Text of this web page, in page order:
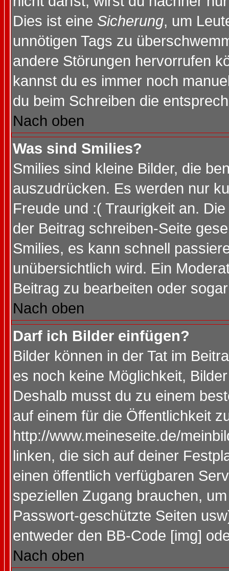
Dies ist eine Sicherung, um
unnötigen Tags zu
andere Störungen hervorrufen
kannst du es immer noch
du beim Schreiben die
Nach oben
Was sind Smilies?
Smilies sind kleine Bilder, die
auszudrücken. Es werden nur
Freude und :( Traurigkeit an.
der Beitrag schreiben-Seite
Smilies, es kann schnell
unübersichtlich wird. Ein
Beitrag zu bearbeiten oder
Nach oben
Darf ich Bilder einfügen?
Bilder können in der Tat im
es noch keine Möglichkeit,
Deshalb musst du zu einem
auf einem für die Öffentlichkeit
http://www.meineseite.de/
linken, die sich auf deiner
einen öffentlich verfügbaren
speziellen Zugang brauchen,
Passwort-geschützte Seiten
entweder den BB-Code [img]
Nach oben